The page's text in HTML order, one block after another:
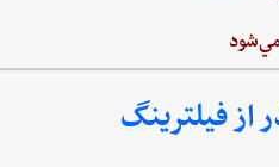
فیلترینگ